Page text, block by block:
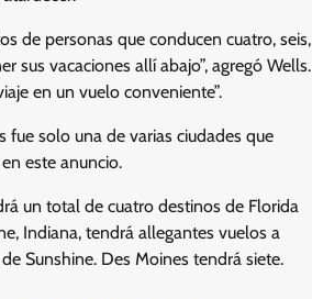
de personas que conducen cuatro, seis,
sus vacaciones allí abajo”, agregó Wells.
en un vuelo conveniente”.
fue solo una de varias ciudades que
este anuncio.
un total de cuatro destinos de Florida
Indiana, tendrá allegantes vuelos a
Sunshine. Des Moines tendrá siete.